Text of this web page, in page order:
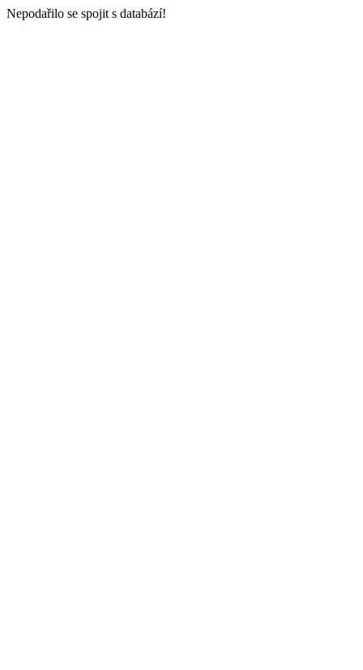
Nepodařilo se spojit s databází!